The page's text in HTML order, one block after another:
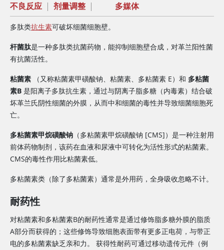
不良反应 | 剂量调整 | 多媒体
多肽类抗生素可破坏细菌细胞壁。
杆菌肽是一种多肽类抗菌药物，能抑制细胞壁合成，对革兰阳性菌
有抗菌活性。
粘菌素 （又称粘菌素甲磺酸钠、粘菌素、多粘菌素 E）和 多粘菌
素B 是阳离子多肽抗生素，通过与阴离子脂多糖（内毒素）结合破
坏革兰氏阴性细菌的外膜，从而中和细菌的毒性并导致细菌细胞死
亡。
多粘菌素甲烷磺酸钠 （多粘菌素甲烷磺酸钠 [CMS]）是一种注射用
前体药物制剂，该药在血液和尿液中可转化为活性形式的粘菌素。
CMS的毒性作用比粘菌素低。
多粘菌素类（除了多粘菌素）通常是外用药，全身吸收忽略不计。
耐药性
对粘菌素和多粘菌素B的耐药性通常是通过修饰脂多糖外膜的脂质
A部分而获得的；这些修饰导致细胞表面带有更多正电荷，与带正
电的多粘菌素缺乏亲和力。 获得性耐药可通过移动遗传元件（例